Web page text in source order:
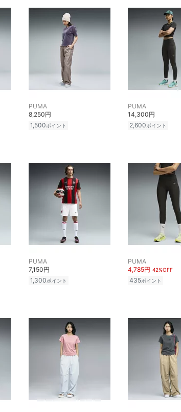
PUMA
8,250円
1,500ポイント
PUMA
14,300円
2,600ポイント
PUMA
7,150円
1,300ポイント
PUMA
4,785円 42%OFF
435ポイント